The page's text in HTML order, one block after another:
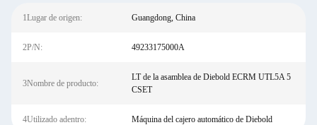
1Lugar de origen: Guangdong, China
2P/N: 49233175000A
3Nombre de producto:
LT de la asamblea de Diebold ECRM UTL5A 5
CSET
4Utilizado adentro: Máquina del cajero automático de Diebold